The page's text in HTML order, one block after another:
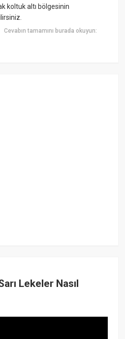
koltuk altı bölgesinin
Cevabın tamamını burada okuyun:
Lekeler Nasıl